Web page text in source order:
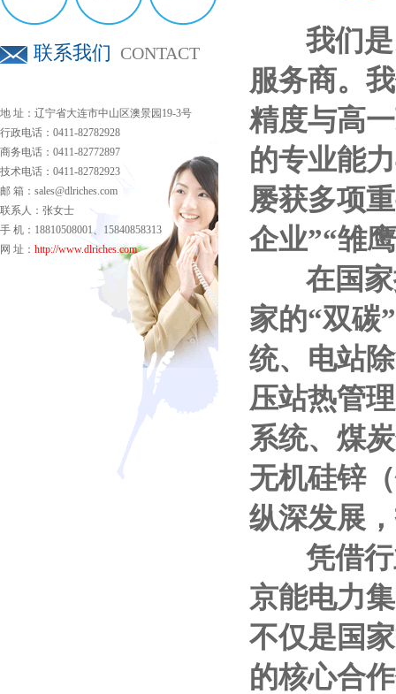
联系我们 CONTACT
地 址：辽宁省大连市中山区澳景园19-3号
行政电话：0411-82782928
商务电话：0411-82772897
技术电话：0411-82782923
邮 箱：sales@dlriches.com
联系人：张女士
手 机：18810508001、15840858313
网 址： http://www.dlriches.com
我们是
服务商。
精度与高
的专业能
屡获多项
企业”“雏
在国家
家的“双碳
统、电站
压站热管
系统、煤
无机硅锌
纵深发展
凭借行
京能电力
不仅是国
的核心合